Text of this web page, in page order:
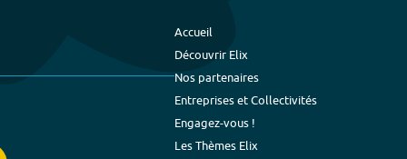
Accueil
Découvrir Elix
Nos partenaires
Entreprises et Collectivités
Engagez-vous !
Les Thèmes Elix